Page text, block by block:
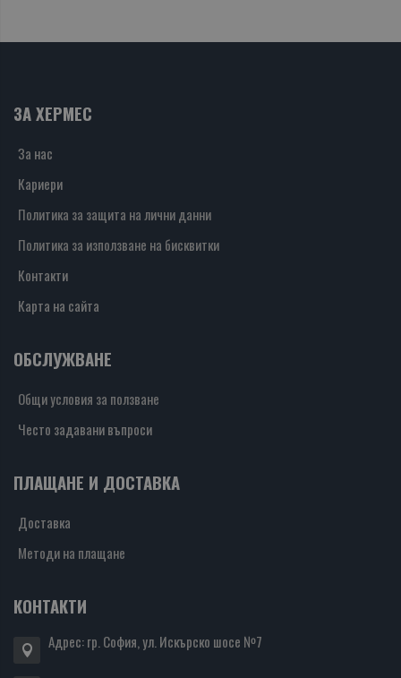
ЗА ХЕРМЕС
За нас
Кариери
Политика за защита на лични данни
Политика за използване на бисквитки
Контакти
Карта на сайта
ОБСЛУЖВАНЕ
Общи условия за ползване
Често задавани въпроси
ПЛАЩАНЕ И ДОСТАВКА
Доставка
Методи на плащане
КОНТАКТИ
Адрес: гр. София, ул. Искърско шосе №7